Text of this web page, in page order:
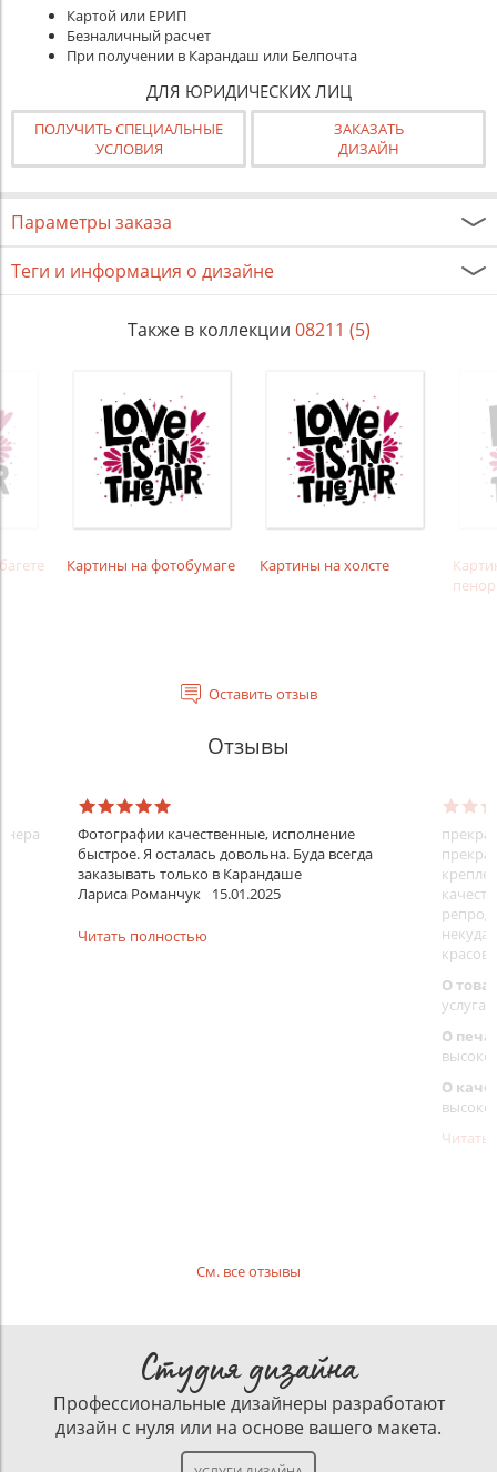
Картой или ЕРИП
Безналичный расчет
При получении в Карандаш или Белпочта
ДЛЯ ЮРИДИЧЕСКИХ ЛИЦ
ПОЛУЧИТЬ СПЕЦИАЛЬНЫЕ
УСЛОВИЯ
ЗАКАЗАТЬ
ДИЗАЙН
Параметры заказа
Теги и информация о дизайне
Также в коллекции 08211 (5)
Картины на фотобумаге Картины на холсте
Оставить отзыв
Отзывы
Фотографии качественные, исполнение
быстрое. Я осталась довольна. Буда всегда
заказывать только в Карандаше
Лариса Романчук
15.01.2025
Читать полностью
О
услуга
О
О
Читать
См. все отзывы
Студия дизайна
Профессиональные дизайнеры разработают
дизайн с нуля или на основе вашего макета.